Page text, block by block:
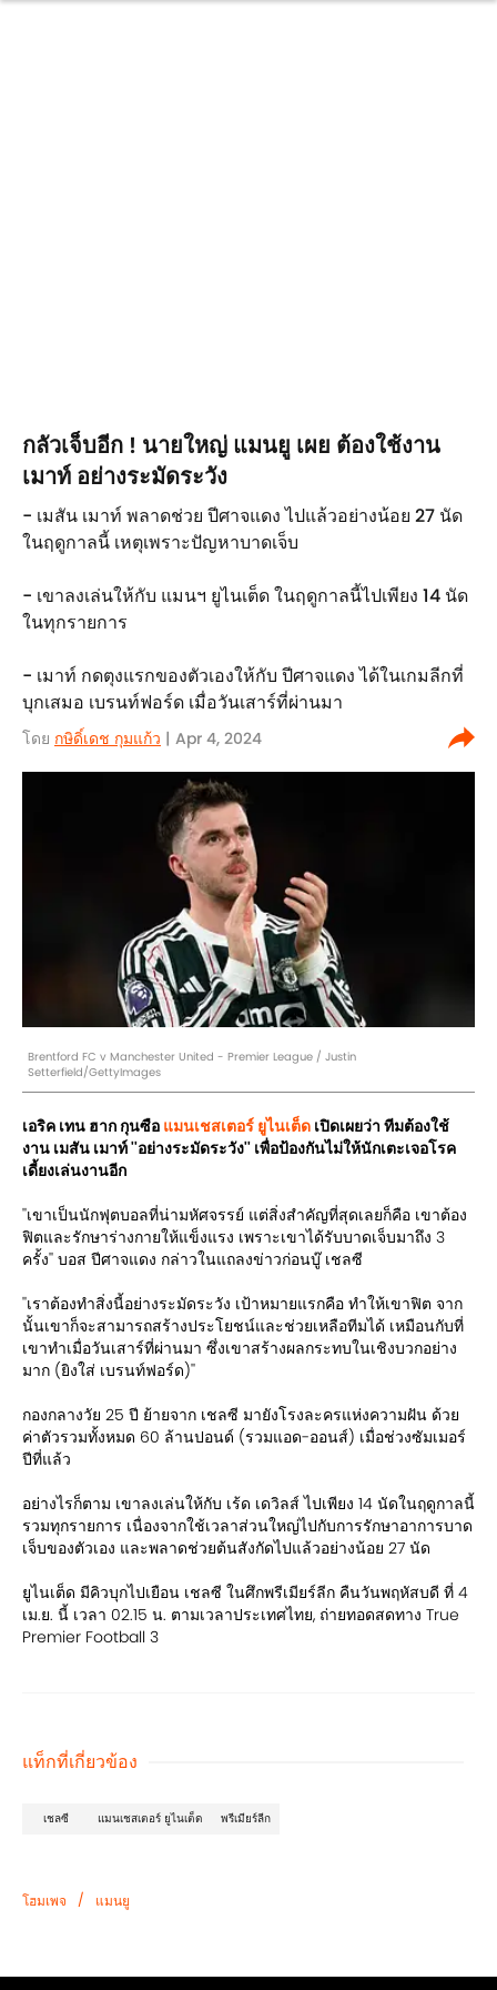
กลัวเจ็บอีก ! นายใหญ่ แมนยู เผย ต้องใช้งาน
เมาท์ อย่างระมัดระวัง
- เมสัน เมาท์ พลาดช่วย ปีศาจแดง ไปแล้วอย่างน้อย 27 นัด
ในฤดูกาลนี้ เหตุเพราะปัญหาบาดเจ็บ
- เขาลงเล่นให้กับ แมนฯ ยูไนเต็ด ในฤดูกาลนี้ไปเพียง 14 นัด
ในทุกรายการ
- เมาท์ กดตุงแรกของตัวเองให้กับ ปีศาจแดง ได้ในเกมลีกที่
บุกเสมอ เบรนท์ฟอร์ด เมื่อวันเสาร์ที่ผ่านมา
โดย กษิดิ์เดช กุมแก้ว | Apr 4, 2024
Brentford FC v Manchester United - Premier League / Justin
Setterfield/GettyImages
เอริค เทน ฮาก กุนซือ แมนเชสเตอร์ ยูไนเต็ด เปิดเผยว่า ทีมต้องใช้
งาน เมสัน เมาท์ ''อย่างระมัดระวัง'' เพื่อป้องกันไม่ให้นักเตะเจอโรค
เดี้ยงเล่นงานอีก
''เขาเป็นนักฟุตบอลที่น่ามหัศจรรย์ แต่สิ่งสำคัญที่สุดเลยก็คือ เขาต้อง
ฟิตและรักษาร่างกายให้แข็งแรง เพราะเขาได้รับบาดเจ็บมาถึง 3
ครั้ง'' บอส ปีศาจแดง กล่าวในแถลงข่าวก่อนบู๊ เชลซี
''เราต้องทำสิ่งนี้อย่างระมัดระวัง เป้าหมายแรกคือ ทำให้เขาฟิต จาก
นั้นเขาก็จะสามารถสร้างประโยชน์และช่วยเหลือทีมได้ เหมือนกับที่
เขาทำเมื่อวันเสาร์ที่ผ่านมา ซึ่งเขาสร้างผลกระทบในเชิงบวกอย่าง
มาก (ยิงใส่ เบรนท์ฟอร์ด)''
กองกลางวัย 25 ปี ย้ายจาก เชลซี มายังโรงละครแห่งความฝัน ด้วย
ค่าตัวรวมทั้งหมด 60 ล้านปอนด์ (รวมแอด-ออนส์) เมื่อช่วงซัมเมอร์
ปีที่แล้ว
อย่างไรก็ตาม เขาลงเล่นให้กับ เร้ด เดวิลส์ ไปเพียง 14 นัดในฤดูกาลนี้
รวมทุกรายการ เนื่องจากใช้เวลาส่วนใหญ่ไปกับการรักษาอาการบาด
เจ็บของตัวเอง และพลาดช่วยต้นสังกัดไปแล้วอย่างน้อย 27 นัด
ยูไนเต็ด มีคิวบุกไปเยือน เชลซี ในศึกพรีเมียร์ลีก คืนวันพฤหัสบดี ที่ 4
เม.ย. นี้ เวลา 02.15 น. ตามเวลาประเทศไทย, ถ่ายทอดสดทาง True
Premier Football 3
แท็กที่เกี่ยวข้อง
เชลซี แมนเชสเตอร์ ยูไนเต็ด พรีเมียร์ลีก
โฮมเพจ / แมนยู